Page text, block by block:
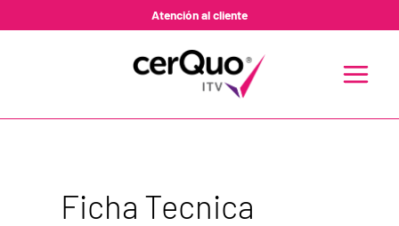
Atención al cliente
MENU
Ficha Tecnica